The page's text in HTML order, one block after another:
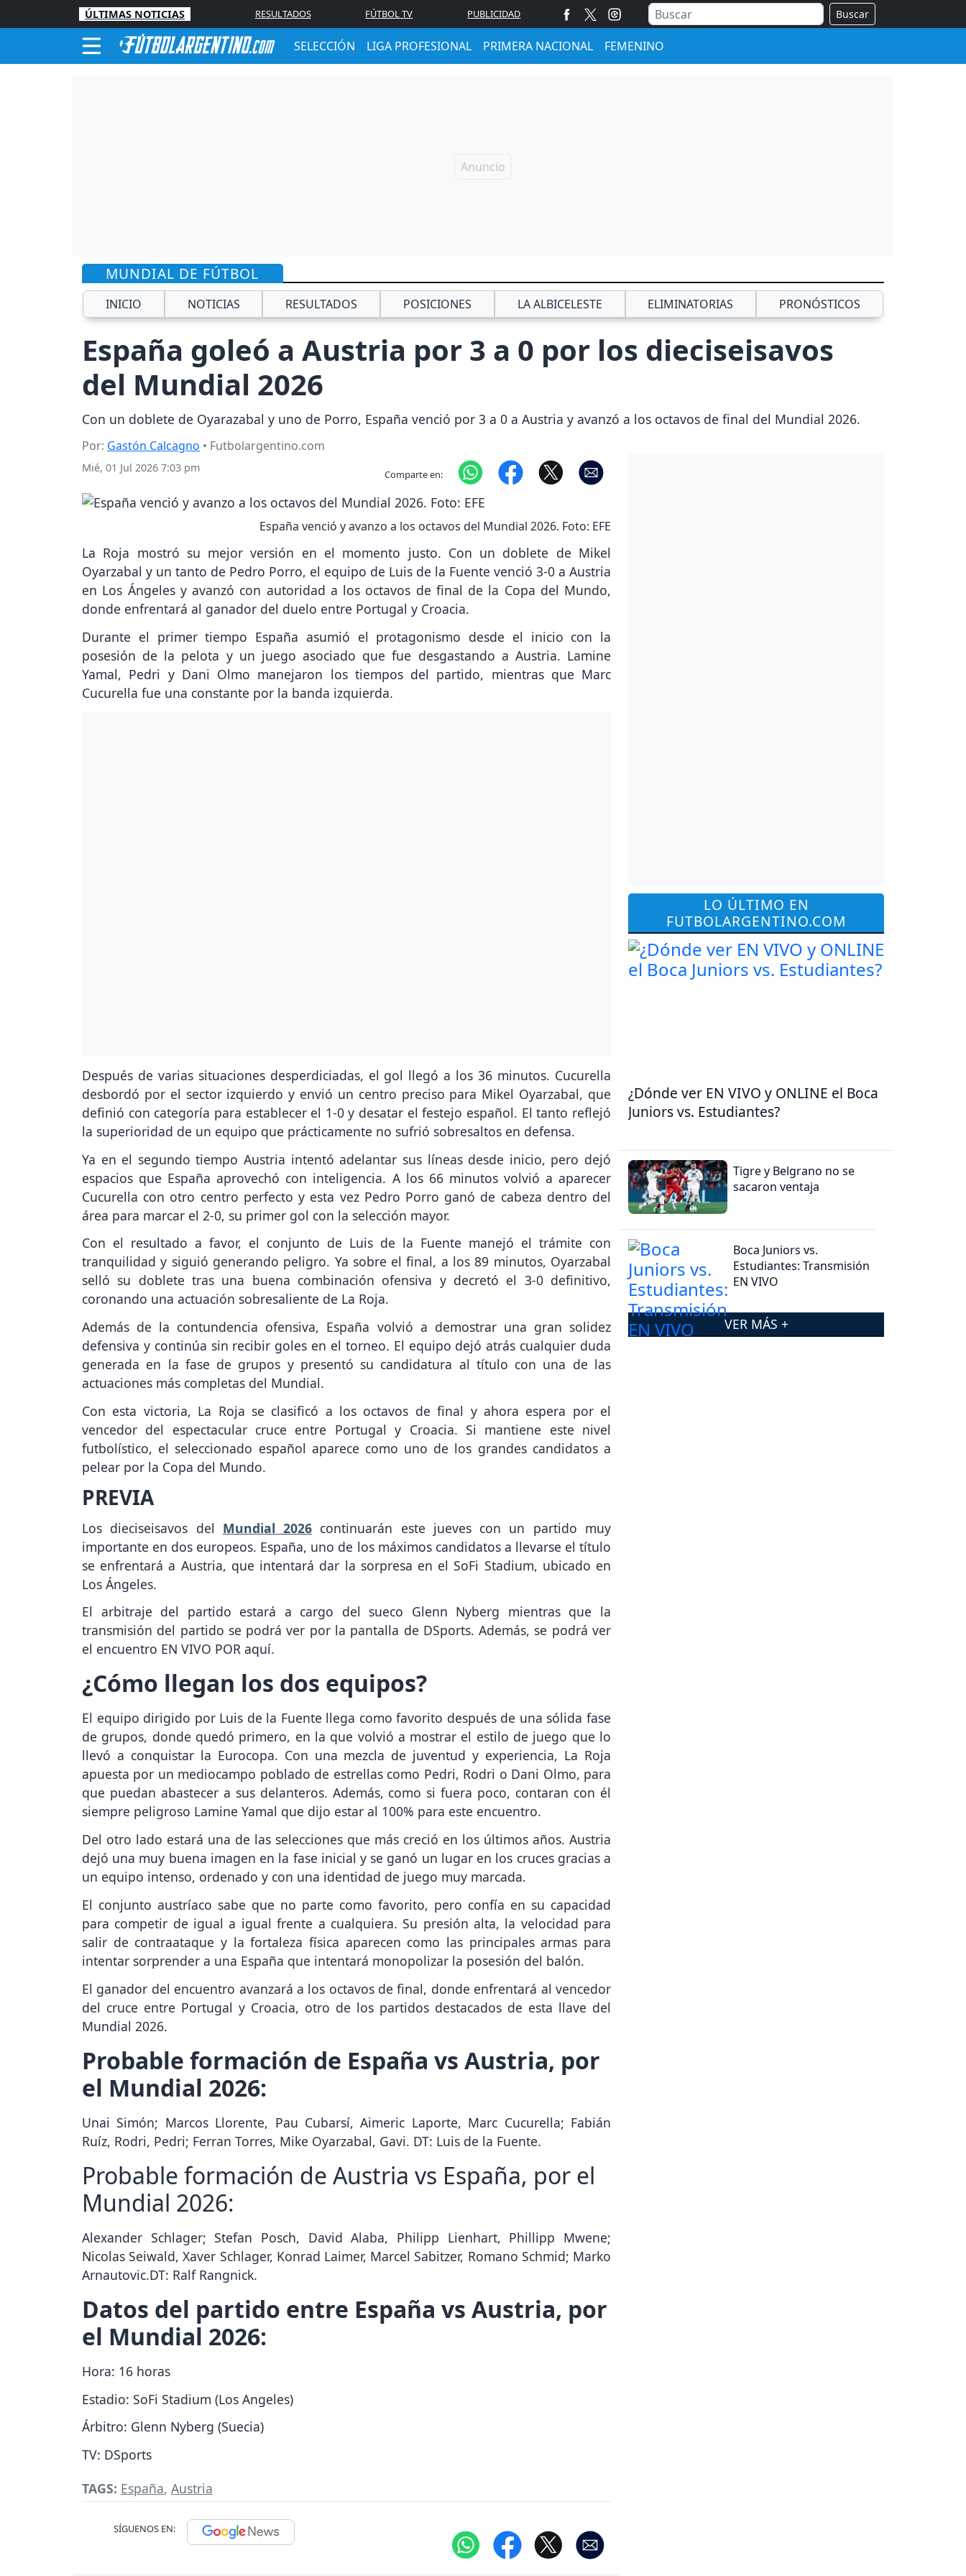
ÚLTIMAS NOTICIAS RESULTADOS FÚTBOL TV PUBLICIDAD Buscar
SELECCIÓN LIGA PROFESIONAL PRIMERA NACIONAL FEMENINO
MUNDIAL DE FÚTBOL
INICIO NOTICIAS RESULTADOS POSICIONES LA ALBICELESTE ELIMINATORIAS PRONÓSTICOS
España goleó a Austria por 3 a 0 por los dieciseisavos
del Mundial 2026
Con un doblete de Oyarazabal y uno de Porro, España venció por 3 a 0 a Austria y avanzó a los octavos de final del Mundial 2026.
Por: Gastón Calcagno • Futbolargentino.com
Mié, 01 Jul 2026 7:03 pm Comparte en:
España venció y avanzo a los octavos del Mundial 2026. Foto: EFE
La Roja mostró su mejor versión en el momento justo. Con un doblete de Mikel
Oyarzabal y un tanto de Pedro Porro, el equipo de Luis de la Fuente venció 3-0 a Austria
en Los Ángeles y avanzó con autoridad a los octavos de final de la Copa del Mundo,
donde enfrentará al ganador del duelo entre Portugal y Croacia.
Durante el primer tiempo España asumió el protagonismo desde el inicio con la
posesión de la pelota y un juego asociado que fue desgastando a Austria. Lamine
Yamal, Pedri y Dani Olmo manejaron los tiempos del partido, mientras que Marc
Cucurella fue una constante por la banda izquierda.
Después de varias situaciones desperdiciadas, el gol llegó a los 36 minutos. Cucurella
desbordó por el sector izquierdo y envió un centro preciso para Mikel Oyarzabal, que
definió con categoría para establecer el 1-0 y desatar el festejo español. El tanto reflejó
la superioridad de un equipo que prácticamente no sufrió sobresaltos en defensa.
Ya en el segundo tiempo Austria intentó adelantar sus líneas desde inicio, pero dejó
espacios que España aprovechó con inteligencia. A los 66 minutos volvió a aparecer
Cucurella con otro centro perfecto y esta vez Pedro Porro ganó de cabeza dentro del
área para marcar el 2-0, su primer gol con la selección mayor.
Con el resultado a favor, el conjunto de Luis de la Fuente manejó el trámite con
tranquilidad y siguió generando peligro. Ya sobre el final, a los 89 minutos, Oyarzabal
selló su doblete tras una buena combinación ofensiva y decretó el 3-0 definitivo,
coronando una actuación sobresaliente de La Roja.
Además de la contundencia ofensiva, España volvió a demostrar una gran solidez
defensiva y continúa sin recibir goles en el torneo. El equipo dejó atrás cualquier duda
generada en la fase de grupos y presentó su candidatura al título con una de las
actuaciones más completas del Mundial.
Con esta victoria, La Roja se clasificó a los octavos de final y ahora espera por el
vencedor del espectacular cruce entre Portugal y Croacia. Si mantiene este nivel
futbolístico, el seleccionado español aparece como uno de los grandes candidatos a
pelear por la Copa del Mundo.
PREVIA
Los dieciseisavos del Mundial 2026 continuarán este jueves con un partido muy
importante en dos europeos. España, uno de los máximos candidatos a llevarse el título
se enfrentará a Austria, que intentará dar la sorpresa en el SoFi Stadium, ubicado en
Los Ángeles.
El arbitraje del partido estará a cargo del sueco Glenn Nyberg mientras que la
transmisión del partido se podrá ver por la pantalla de DSports. Además, se podrá ver
el encuentro EN VIVO POR aquí.
¿Cómo llegan los dos equipos?
El equipo dirigido por Luis de la Fuente llega como favorito después de una sólida fase
de grupos, donde quedó primero, en la que volvió a mostrar el estilo de juego que lo
llevó a conquistar la Eurocopa. Con una mezcla de juventud y experiencia, La Roja
apuesta por un mediocampo poblado de estrellas como Pedri, Rodri o Dani Olmo, para
que puedan abastecer a sus delanteros. Además, como si fuera poco, contaran con él
siempre peligroso Lamine Yamal que dijo estar al 100% para este encuentro.
Del otro lado estará una de las selecciones que más creció en los últimos años. Austria
dejó una muy buena imagen en la fase inicial y se ganó un lugar en los cruces gracias a
un equipo intenso, ordenado y con una identidad de juego muy marcada.
El conjunto austríaco sabe que no parte como favorito, pero confía en su capacidad
para competir de igual a igual frente a cualquiera. Su presión alta, la velocidad para
salir de contraataque y la fortaleza física aparecen como las principales armas para
intentar sorprender a una España que intentará monopolizar la posesión del balón.
El ganador del encuentro avanzará a los octavos de final, donde enfrentará al vencedor
del cruce entre Portugal y Croacia, otro de los partidos destacados de esta llave del
Mundial 2026.
Probable formación de España vs Austria, por
el Mundial 2026:
Unai Simón; Marcos Llorente, Pau Cubarsí, Aimeric Laporte, Marc Cucurella; Fabián
Ruíz, Rodri, Pedri; Ferran Torres, Mike Oyarzabal, Gavi. DT: Luis de la Fuente.
Probable formación de Austria vs España, por el
Mundial 2026:
Alexander Schlager; Stefan Posch, David Alaba, Philipp Lienhart, Phillipp Mwene;
Nicolas Seiwald, Xaver Schlager, Konrad Laimer, Marcel Sabitzer, Romano Schmid; Marko
Arnautovic.DT: Ralf Rangnick.
Datos del partido entre España vs Austria, por
el Mundial 2026:
Hora: 16 horas
Estadio: SoFi Stadium (Los Angeles)
Árbitro: Glenn Nyberg (Suecia)
TV: DSports
TAGS: España, Austria
SÍGUENOS EN:
LO ÚLTIMO EN
FUTBOLARGENTINO.COM
¿Dónde ver EN VIVO y ONLINE el Boca
Juniors vs. Estudiantes?
Tigre y Belgrano no se
sacaron ventaja
Boca Juniors vs.
Estudiantes: Transmisión
EN VIVO
VER MÁS +